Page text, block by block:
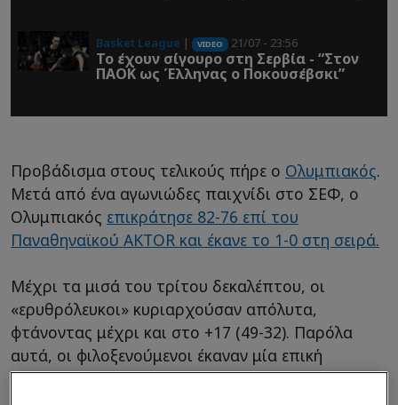
Basket League | VIDEO 21/07 - 23:56
Το έχουν σίγουρο στη Σερβία - “Στον
ΠΑΟΚ ως Έλληνας ο Ποκουσέβσκι”
Προβάδισμα στους τελικούς πήρε ο Ολυμπιακός.
Μετά από ένα αγωνιώδες παιχνίδι στο ΣΕΦ, ο
Ολυμπιακός επικράτησε 82-76 επί του
Παναθηναϊκού AKTOR και έκανε το 1-0 στη σειρά.
Μέχρι τα μισά του τρίτου δεκαλέπτου, οι
«ερυθρόλευκοι» κυριαρχούσαν απόλυτα,
φτάνοντας μέχρι και στο +17 (49-32). Παρόλα
αυτά, οι φιλοξενούμενοι έκαναν μία επική
αντεπίθεση και κατάφεραν να μπουν στη